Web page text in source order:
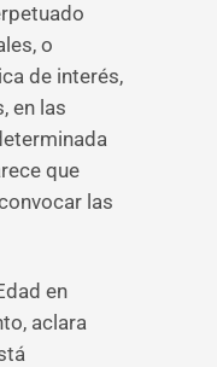
o
de interés,
en las
que
las
en
aclara